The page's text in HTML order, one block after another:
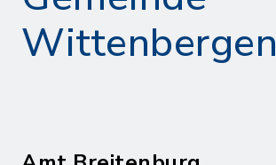
Wittenbergen